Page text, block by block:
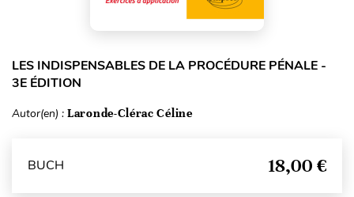
LES INDISPENSABLES DE LA PROCÉDURE PÉNALE -
3E ÉDITION
Autor(en) : Laronde-Clérac Céline
BUCH 18,00 €